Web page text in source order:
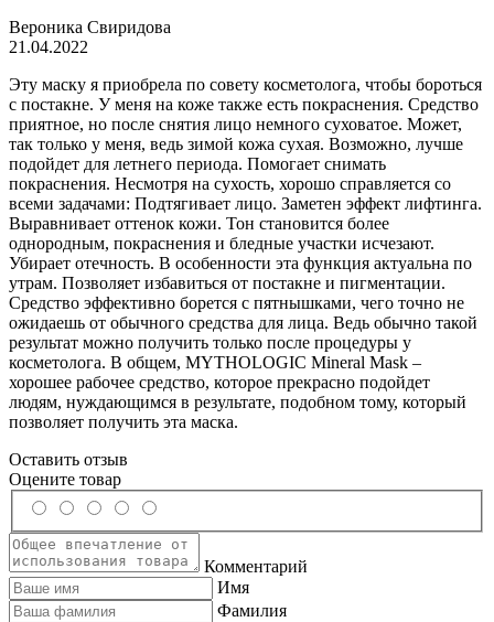
Вероника Свиридова
21.04.2022
Эту маску я приобрела по совету косметолога, чтобы бороться
с постакне. У меня на коже также есть покраснения. Средство
приятное, но после снятия лицо немного суховатое. Может,
так только у меня, ведь зимой кожа сухая. Возможно, лучше
подойдет для летнего периода. Помогает снимать
покраснения. Несмотря на сухость, хорошо справляется со
всеми задачами: Подтягивает лицо. Заметен эффект лифтинга.
Выравнивает оттенок кожи. Тон становится более
однородным, покраснения и бледные участки исчезают.
Убирает отечность. В особенности эта функция актуальна по
утрам. Позволяет избавиться от постакне и пигментации.
Средство эффективно борется с пятнышками, чего точно не
ожидаешь от обычного средства для лица. Ведь обычно такой
результат можно получить только после процедуры у
косметолога. В общем, MYTHOLOGIC Mineral Mask –
хорошее рабочее средство, которое прекрасно подойдет
людям, нуждающимся в результате, подобном тому, который
позволяет получить эта маска.
Оставить отзыв
Оцените товар
Комментарий
Имя
Фамилия